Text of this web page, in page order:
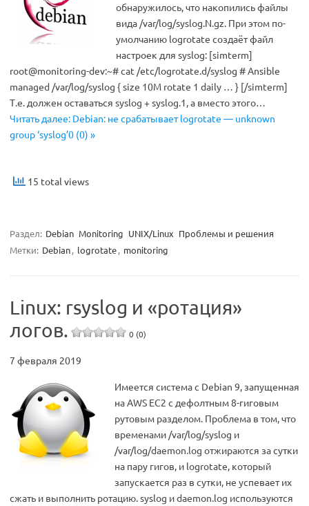
обнаружилось, что накопились файлы
вида /var/log/syslog.N.gz. При этом по-
умолчанию logrotate создаёт файл
настроек для syslog: [simterm]
root@monitoring-dev:~# cat /etc/logrotate.d/syslog # Ansible
managed /var/log/syslog { size 10M rotate 1 daily … } [/simterm]
Т.е. должен оставаться syslog + syslog.1, а вместо этого…
Читать далее: Debian: не срабатывает logrotate — unknown
group ‘syslog’0 (0) »
15 total views
Раздел: Debian Monitoring UNIX/Linux Проблемы и решения
Метки: Debian, logrotate, monitoring
Linux: rsyslog и «ротация»
логов.
0 (0)
7 февраля 2019
Имеется система с Debian 9, запущенная
на AWS EC2 с дефолтным 8-гиговым
рутовым разделом. Проблема в том, что
временами /var/log/syslog и
/var/log/daemon.log отжираются за сутки
на пару гигов, и logrotate, который
запускается раз в сутки, не успевает их
сжать и выполнить ротацию. syslog и daemon.log используются